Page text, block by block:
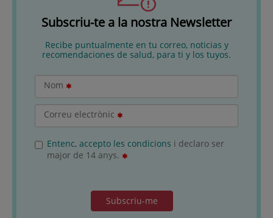
Subscriu-te a la nostra Newsletter
Recibe puntualmente en tu correo, noticias y
recomendaciones de salud, para ti y los tuyos.
Nom
Correu electrònic
Entenc, accepto les condicions i declaro ser
major de 14 anys.
Subscriu-me